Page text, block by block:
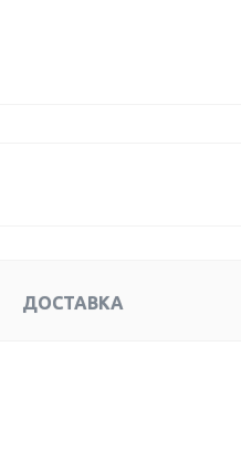
ДОСТАВКА